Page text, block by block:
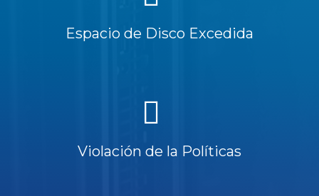
Espacio de Disco Excedida
Violación de la Políticas